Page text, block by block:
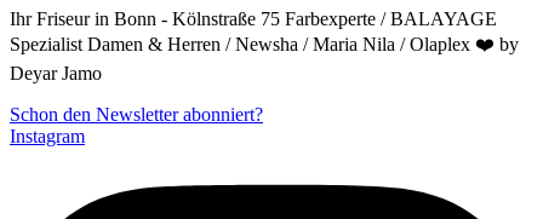
Ihr Friseur in Bonn - Kölnstraße 75 Farbexperte / BALAYAGE
Spezialist Damen & Herren / Newsha / Maria Nila / Olaplex ❤️ by
Deyar Jamo
Schon den Newsletter abonniert?
Instagram